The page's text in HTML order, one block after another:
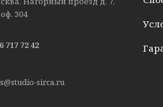
304
717 72 42
sirca.ru